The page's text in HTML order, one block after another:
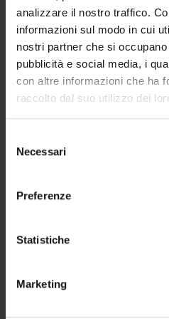
analizzare il nostro traffico.
informazioni sul modo in cui
nostri partner che si
pubblicità e social media, i
con altre informazioni che ha
raccolto dal suo utilizzo dei
delNecessari
Preferenze
Statistiche
Marketing
Events Nick Cave
Upcoming
Select
date.
PreviousE
e
t